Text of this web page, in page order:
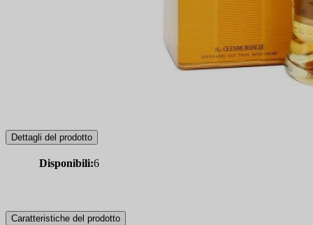
Dettagli del prodotto
Disponibili:6
Caratteristiche del prodotto